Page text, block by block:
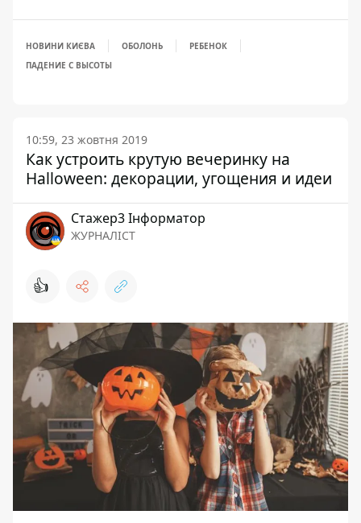
НОВИНИ КИЄВА ОБОЛОНЬ
РЕБЕНОК
ПАДЕНИЕ С ВЫСОТЫ
10:59, 23 жовтня 2019
Как устроить крутую вечеринку на
Halloween: декорации, угощения и идеи
Стажер3 Інформатор
ЖУРНАЛІСТ
👍